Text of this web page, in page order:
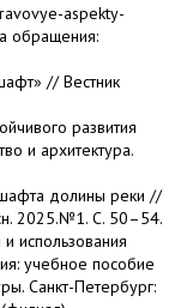
aspekty-
обращения:
// Вестник
развития
и архитектура.
долины реки //
2025.№1. С. 50–54.
использования
учебное пособие
Санкт-Петербург: